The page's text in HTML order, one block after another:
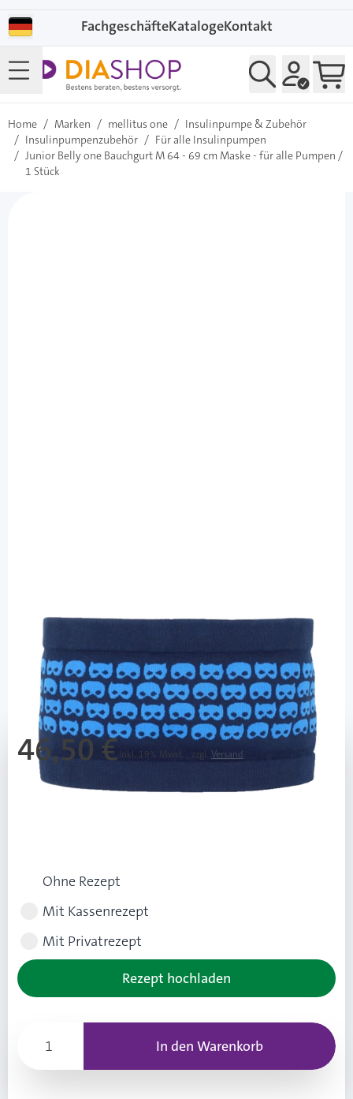
FachgeschäfteKatalogeKontakt
Home / Marken / mellitus one / Insulinpumpe & Zubehör
/ Insulinpumpenzubehör / Für alle Insulinpumpen
/ Junior Belly one Bauchgurt M 64 - 69 cm Maske - für alle Pumpen /
1 Stück
Lieferzeit bis zu 3 Wochen
Mehr über das Produkt
46,50 €Inkl. 19% Mwst. , zzgl. Versand
Ab 2 Stk. 41,90 €
Ohne Rezept
Mit Kassenrezept
Mit Privatrezept
Rezept hochladen
In den Warenkorb